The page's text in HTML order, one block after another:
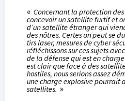
« Concernant la protection
concevoir un satellite furtif et
d’un satellite étranger qui
des nôtres. Certes on peut se
tirs laser, mesures de cyber
réfléchissons sur ces sujets
de la défense qui est en
est clair que face à des
hostiles, nous serions assez
une charge explosive pourrait
satellites. »